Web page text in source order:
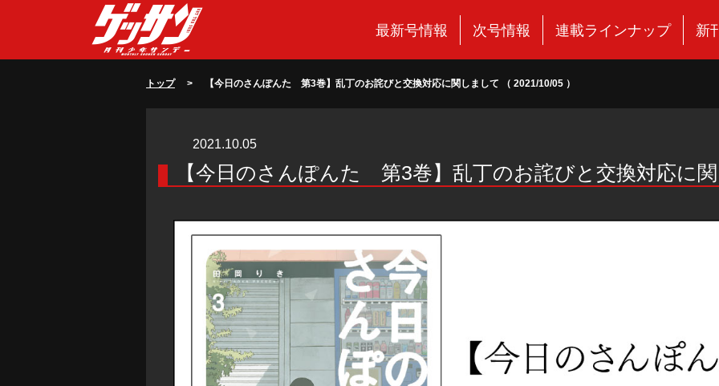
最新号情報 次号情報 連載ラインナップ 新
トップ> 【今日のさんぽんた 第3巻】乱丁のお詫びと交換対応に関しまして （ 2021/10/05 ）
2021.10.05
【今日のさんぽんた 第3巻】乱丁のお詫びと交換対応に